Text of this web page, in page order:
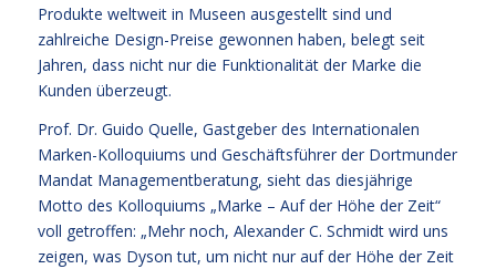
Produkte weltweit in Museen ausgestellt sind und
zahlreiche Design-Preise gewonnen haben, belegt seit
Jahren, dass nicht nur die Funktionalität der Marke die
Kunden überzeugt.
Prof. Dr. Guido Quelle, Gastgeber des Internationalen
Marken-Kolloquiums und Geschäftsführer der Dortmunder
Mandat Managementberatung, sieht das diesjährige
Motto des Kolloquiums „Marke – Auf der Höhe der Zeit“
voll getroffen: „Mehr noch, Alexander C. Schmidt wird uns
zeigen, was Dyson tut, um nicht nur auf der Höhe der Zeit